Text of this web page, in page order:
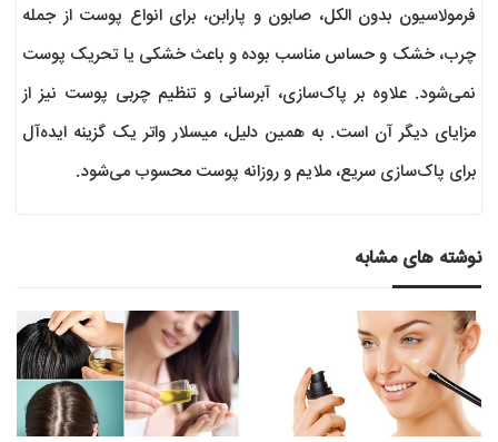
فرمولاسیون بدون الکل، صابون و پارابن، برای انواع پوست از جمله
چرب، خشک و حساس مناسب بوده و باعث خشکی یا تحریک پوست
نمی‌شود. علاوه بر پاک‌سازی، آبرسانی و تنظیم چربی پوست نیز از
مزایای دیگر آن است. به همین دلیل، میسلار واتر یک گزینه ایده‌آل
برای پاک‌سازی سریع، ملایم و روزانه پوست محسوب می‌شود.
نوشته های مشابه